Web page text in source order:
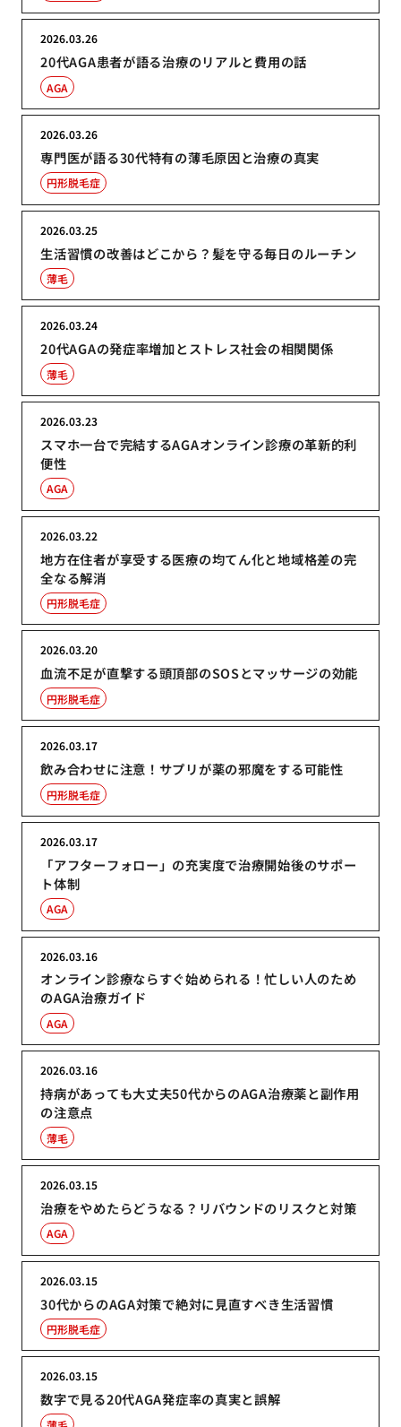
20代AGA患者が語る治療のリアルと費用の話
2026.03.26
AGA
専門医が語る30代特有の薄毛原因と治療の真実
2026.03.26
円形脱毛症
生活習慣の改善はどこから？髪を守る毎日のルーチン
2026.03.25
薄毛
20代AGAの発症率増加とストレス社会の相関関係
2026.03.24
薄毛
スマホ一台で完結するAGAオンライン診療の革新的利
便性
2026.03.23
AGA
地方在住者が享受する医療の均てん化と地域格差の完
全なる解消
2026.03.22
円形脱毛症
血流不足が直撃する頭頂部のSOSとマッサージの効能
2026.03.20
円形脱毛症
飲み合わせに注意！サプリが薬の邪魔をする可能性
2026.03.17
円形脱毛症
「アフターフォロー」の充実度で治療開始後のサポー
ト体制
2026.03.17
AGA
オンライン診療ならすぐ始められる！忙しい人のため
のAGA治療ガイド
2026.03.16
AGA
持病があっても大丈夫50代からのAGA治療薬と副作用
の注意点
2026.03.16
薄毛
治療をやめたらどうなる？リバウンドのリスクと対策
2026.03.15
AGA
30代からのAGA対策で絶対に見直すべき生活習慣
2026.03.15
円形脱毛症
数字で見る20代AGA発症率の真実と誤解
2026.03.15